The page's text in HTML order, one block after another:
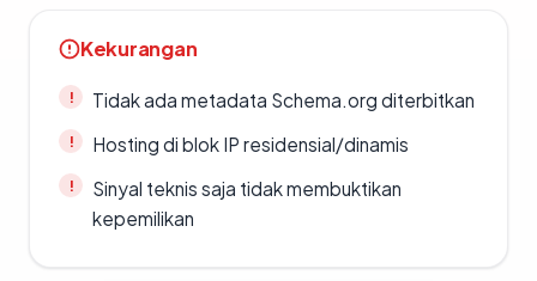
Kekurangan
Tidak ada metadata Schema.org diterbitkan
Hosting di blok IP residensial/dinamis
Sinyal teknis saja tidak membuktikan
kepemilikan